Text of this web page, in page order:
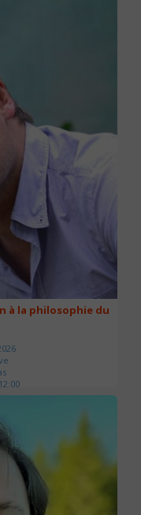
à la philosophie du
: 1